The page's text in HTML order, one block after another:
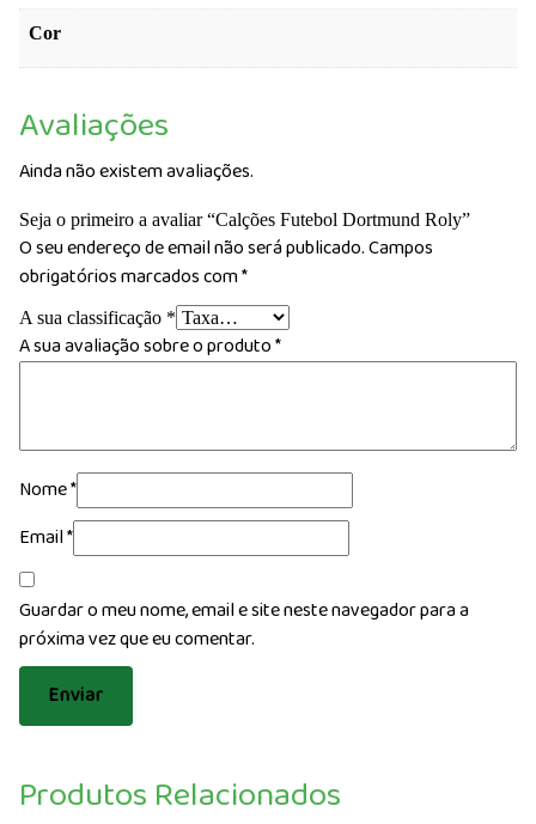
Cor
Avaliações
Ainda não existem avaliações.
Seja o primeiro a avaliar “Calções Futebol Dortmund Roly”
O seu endereço de email não será publicado.Campos
obrigatórios marcados com*
A sua classificação *
A sua avaliação sobre o produto*
Nome*
Email*
Guardar o meu nome, email e site neste navegador para a
próxima vez que eu comentar.
Produtos Relacionados